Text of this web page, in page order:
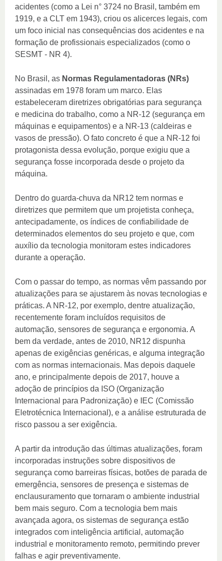
acidentes (como a Lei n° 3724 no Brasil, também em
1919, e a CLT em 1943), criou os alicerces legais, com
um foco inicial nas consequências dos acidentes e na
formação de profissionais especializados (como o
SESMT - NR 4).
No Brasil, as Normas Regulamentadoras (NRs)
assinadas em 1978 foram um marco. Elas
estabeleceram diretrizes obrigatórias para segurança
e medicina do trabalho, como a NR-12 (segurança em
máquinas e equipamentos) e a NR-13 (caldeiras e
vasos de pressão). O fato concreto é que a NR-12 foi
protagonista dessa evolução, porque exigiu que a
segurança fosse incorporada desde o projeto da
máquina.
Dentro do guarda-chuva da NR12 tem normas e
diretrizes que permitem que um projetista conheça,
antecipadamente, os índices de confiabilidade de
determinados elementos do seu projeto e que, com
auxílio da tecnologia monitoram estes indicadores
durante a operação.
Com o passar do tempo, as normas vêm passando por
atualizações para se ajustarem às novas tecnologias e
práticas. A NR-12, por exemplo, dentre atualização,
recentemente foram incluídos requisitos de
automação, sensores de segurança e ergonomia. A
bem da verdade, antes de 2010, NR12 dispunha
apenas de exigências genéricas, e alguma integração
com as normas internacionais. Mas depois daquele
ano, e principalmente depois de 2017, houve a
adoção de princípios da ISO (Organização
Internacional para Padronização) e IEC (Comissão
Eletrotécnica Internacional), e a análise estruturada de
risco passou a ser exigência.
A partir da introdução das últimas atualizações, foram
incorporadas instruções sobre dispositivos de
segurança como barreiras físicas, botões de parada de
emergência, sensores de presença e sistemas de
enclausuramento que tornaram o ambiente industrial
bem mais seguro. Com a tecnologia bem mais
avançada agora, os sistemas de segurança estão
integrados com inteligência artificial, automação
industrial e monitoramento remoto, permitindo prever
falhas e agir preventivamente.